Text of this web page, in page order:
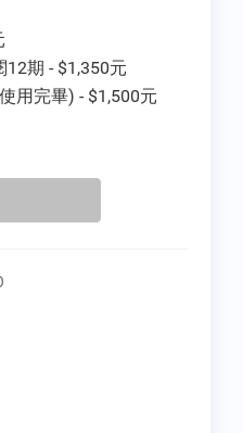
12期 - $1,350元
用完畢) - $1,500元